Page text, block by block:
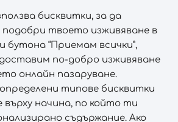
бисквитки, за да
подобри твоето изживяване в
бутона “Приемам всички”,
по-добро изживяване
онлайн пазаруване.
типове бисквитки
върху начина, по който ти
съдържание. Ако